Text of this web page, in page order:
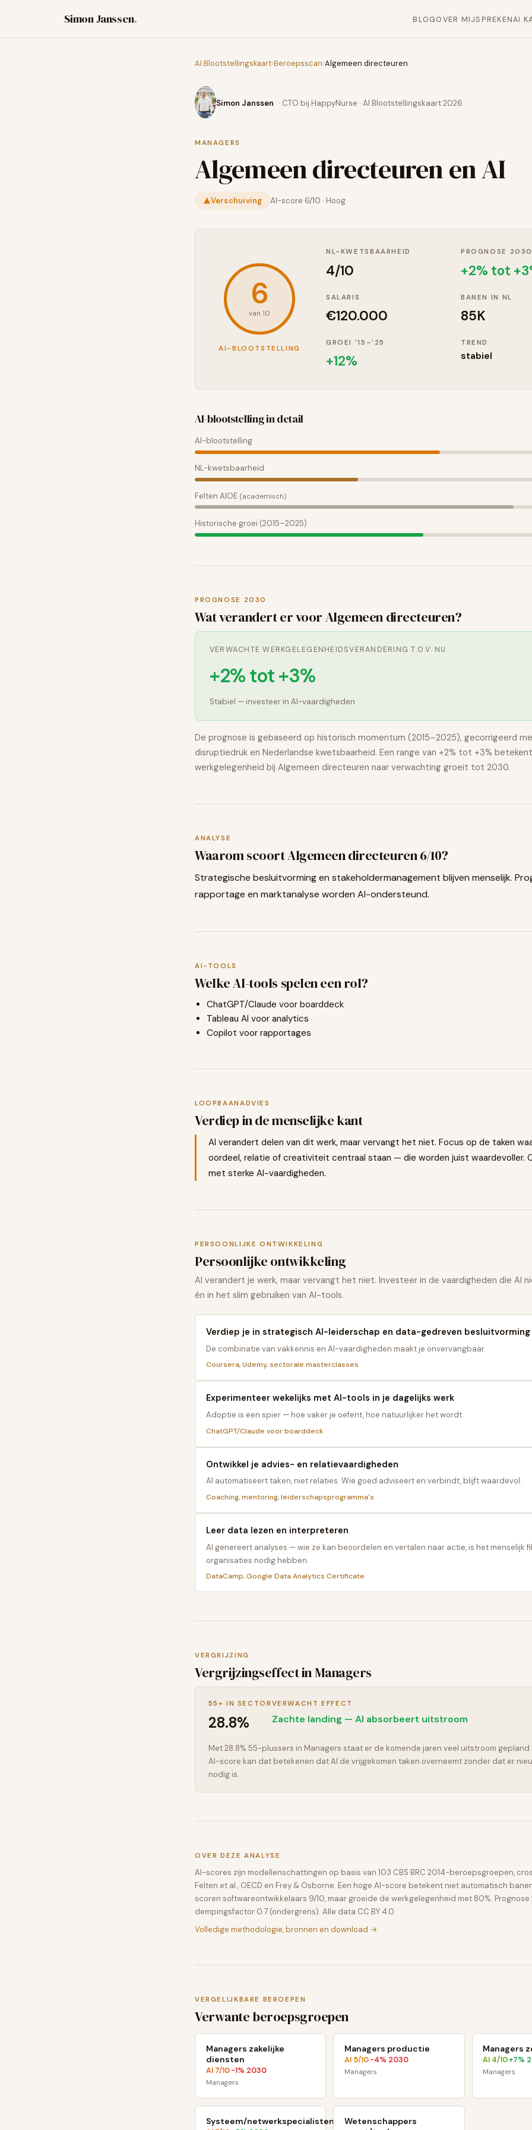
Simon Janssen. BLOGOVER MIJSPREKENAI
AI Blootstellingskaart›Beroepsscan›Algemeen directeuren
Simon Janssen · CTO bij HappyNurse · AI Blootstellingskaart 2026
MANAGERS
Algemeen directeurenen AI
Verschuiving AI-score 6/10 · Hoog
6
van 10
AI-BLOOTSTELLING
NL-KWETSBAARHEID
4/10
PROGNOSE 2030
+2% tot
SALARIS
€120.000
BANEN IN NL
85K
GROEI '15–'25
+12%
TREND
stabiel
AI-blootstelling in detail
AI-blootstelling
NL-kwetsbaarheid
Felten AIOE (academisch)
Historische groei (2015–2025)
PROGNOSE 2030
Wat verandert er voor Algemeen directeuren?
VERWACHTE WERKGELEGENHEIDSVERANDERING T.O.V. NU
+2% tot +3%
Stabiel — investeer in AI-vaardigheden
De prognose is gebaseerd op historisch momentum (2015–2025), gecorrigeerd
disruptiedruk en Nederlandse kwetsbaarheid. Een range van +2% tot +3%
werkgelegenheid bij Algemeen directeuren naar verwachting groeit tot 2030.
ANALYSE
Waarom scoortAlgemeen directeuren6/10?
Strategische besluitvorming en stakeholdermanagement blijven menselijk.
rapportage en marktanalyse worden AI-ondersteund.
AI-TOOLS
Welke AI-tools spelen een rol?
ChatGPT/Claude voor boarddeck
Tableau AI voor analytics
Copilot voor rapportages
LOOPBAANADVIES
Verdiep in de menselijke kant
AI verandert delen van dit werk, maar vervangt het niet. Focus op de taken
oordeel, relatie of creativiteit centraal staan — die worden juist waardevoller.
met sterke AI-vaardigheden.
PERSOONLIJKE ONTWIKKELING
Persoonlijke ontwikkeling
AI verandert je werk, maar vervangt het niet. Investeer in de vaardigheden die AI
én in het slim gebruiken van AI-tools.
Verdiep je in strategisch AI-leiderschap en data-gedreven besluitvorming
De combinatie van vakkennis en AI-vaardigheden maakt je onvervangbaar.
Coursera, Udemy, sectorale masterclasses
Experimenteer wekelijks met AI-tools in je dagelijks werk
Adoptie is een spier — hoe vaker je oefent, hoe natuurlijker het wordt.
ChatGPT/Claude voor boarddeck
Ontwikkel je advies- en relatievaardigheden
AI automatiseert taken, niet relaties. Wie goed adviseert en verbindt, blijft waardevol.
Coaching, mentoring, leiderschapsprogramma's
Leer data lezen en interpreteren
AI genereert analyses — wie ze kan beoordelen en vertalen naar actie, is het menselijk
organisaties nodig hebben.
DataCamp, Google Data Analytics Certificate
VERGRIJZING
Vergrijzingseffect in Managers
55+ IN SECTOR
28.8%
VERWACHT EFFECT
Zachte landing — AI absorbeert uitstroom
Met 28.8% 55-plussers in Managers staat er de komende jaren veel uitstroom gepland.
AI-score kan dat betekenen dat AI de vrijgekomen taken overneemt zonder dat er
nodig is.
OVER DEZE ANALYSE
AI-scores zijn modellenschattingen op basis van 103 CBS BRC 2014-beroepsgroepen,
Felten et al., OECD en Frey & Osborne. Een hoge AI-score betekent niet automatisch
scoren softwareontwikkelaars 9/10, maar groeide de werkgelegenheid met 80%.
dempingsfactor 0.7 (ondergrens). Alle data CC BY 4.0.
Volledige methodologie, bronnen en download →
VERGELIJKBARE BEROEPEN
Verwante beroepsgroepen
Managers zakelijke
diensten
AI 7/10·-1% 2030
Managers
Managers productie
AI 5/10·-4% 2030
Managers
Managers
AI 4/10·+7%
Managers
Systeem/netwerkspecialisten
Wetenschappers